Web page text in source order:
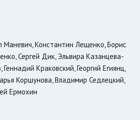
Маневич, Константин Лещенко, Борис
Сергей Дик, Эльвира Казанцева-
Краковский, Георгий Егиянц,
Коршунова, Владимир Седлецкий,
Ермохин